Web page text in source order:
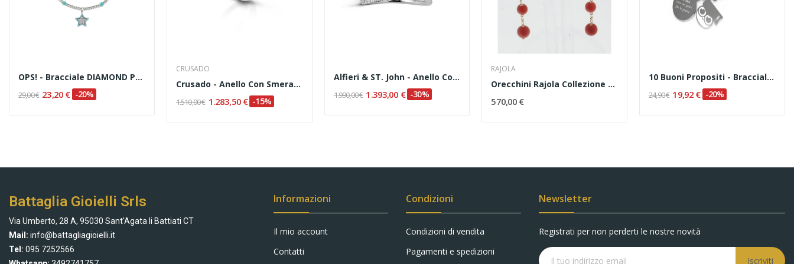
OPS! - Bracciale DIAMOND PAINT
29,00 € 23,20 € -20%
CRUSADO
Crusado - Anello Con Smeraldo E Diamanti
1.510,00 € 1.283,50 € -15%
Alfieri & ST. John - Anello Cod. 027990031489
1.990,00 € 1.393,00 € -30%
RAJOLA
Orecchini Rajola Collezione "Arabesk" Codice...
570,00 €
10 Buoni Propositi - Bracciale Bon Bon "Da Oggi...
24,90 € 19,92 € -20%
Battaglia Gioielli Srls
Via Umberto, 28 A, 95030 Sant'Agata li Battiati CT
Mail: info@battagliagioielli.it
Tel: 095 7252566
Informazioni
Il mio account
Contatti
Condizioni
Condizioni di vendita
Pagamenti e spedizioni
Newsletter
Registrati per non perderti le nostre novità
Iscriviti